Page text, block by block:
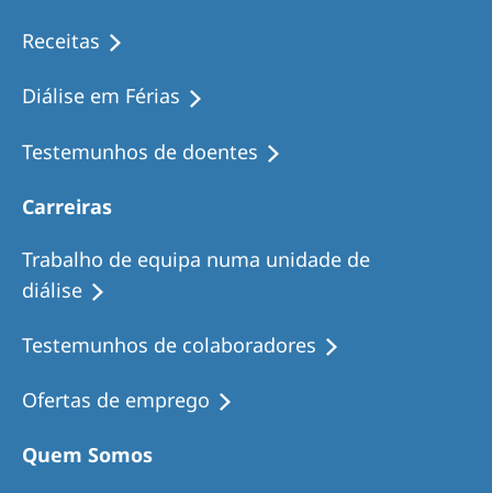
Receitas
Diálise em Férias
Testemunhos de doentes
Carreiras
Trabalho de equipa numa unidade de
diálise
Testemunhos de colaboradores
Ofertas de emprego
Quem Somos